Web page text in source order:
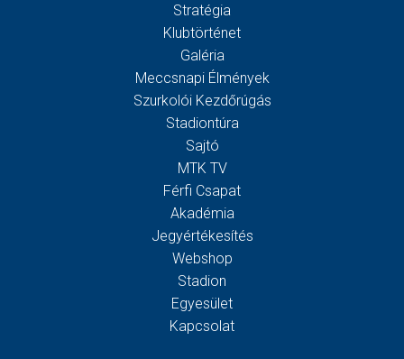
Stratégia
Klubtörténet
Galéria
Meccsnapi Élmények
Szurkolói Kezdőrúgás
Stadiontúra
Sajtó
MTK TV
Férfi Csapat
Akadémia
Jegyértékesítés
Webshop
Stadion
Egyesület
Kapcsolat